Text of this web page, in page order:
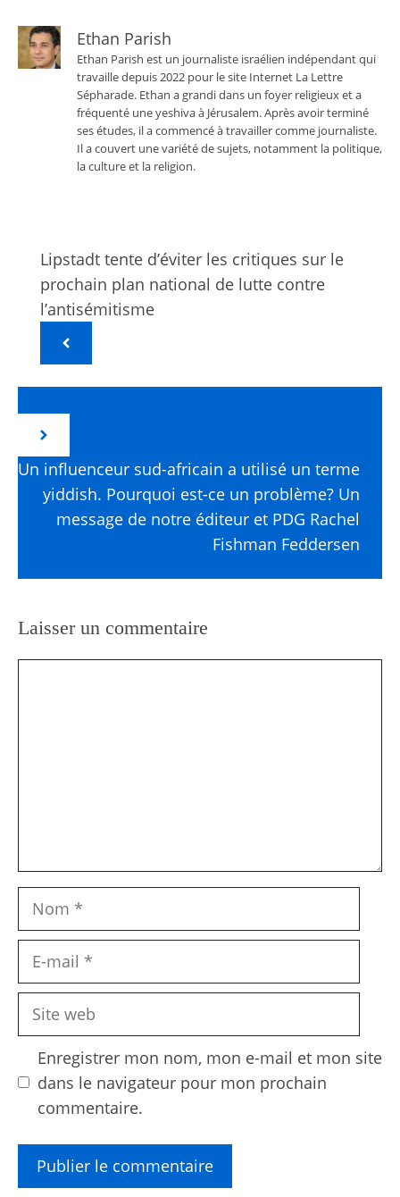
Ethan Parish
Ethan Parish est un journaliste israélien indépendant qui
travaille depuis 2022 pour le site Internet La Lettre
Sépharade. Ethan a grandi dans un foyer religieux et a
fréquenté une yeshiva à Jérusalem. Après avoir terminé
ses études, il a commencé à travailler comme journaliste.
Il a couvert une variété de sujets, notamment la politique,
la culture et la religion.
Lipstadt tente d’éviter les critiques sur le
prochain plan national de lutte contre
l’antisémitisme
Un influenceur sud-africain a utilisé un terme
yiddish. Pourquoi est-ce un problème? Un
message de notre éditeur et PDG Rachel
Fishman Feddersen
Laisser un commentaire
Nom
Site
Enregistrer mon nom, mon e-mail et mon site
dans le navigateur pour mon prochain
commentaire.